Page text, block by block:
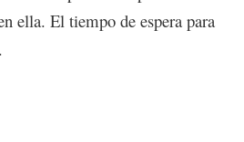
ella. El tiempo de espera para